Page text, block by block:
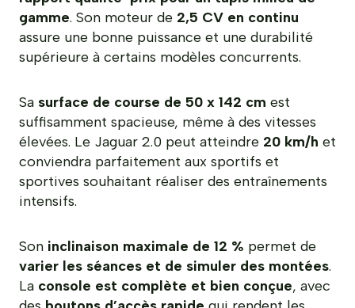
gamme. Son moteur de 2,5 CV en continu
assure une bonne puissance et une durabilité
supérieure à certains modèles concurrents.
Sa surface de course de 50 x 142 cm est
suffisamment spacieuse, même à des vitesses
élevées. Le Jaguar 2.0 peut atteindre 20 km/h et
conviendra parfaitement aux sportifs et
sportives souhaitant réaliser des entraînements
intensifs.
Son inclinaison maximale de 12 % permet de
varier les séances et de simuler des montées.
La console est complète et bien conçue, avec